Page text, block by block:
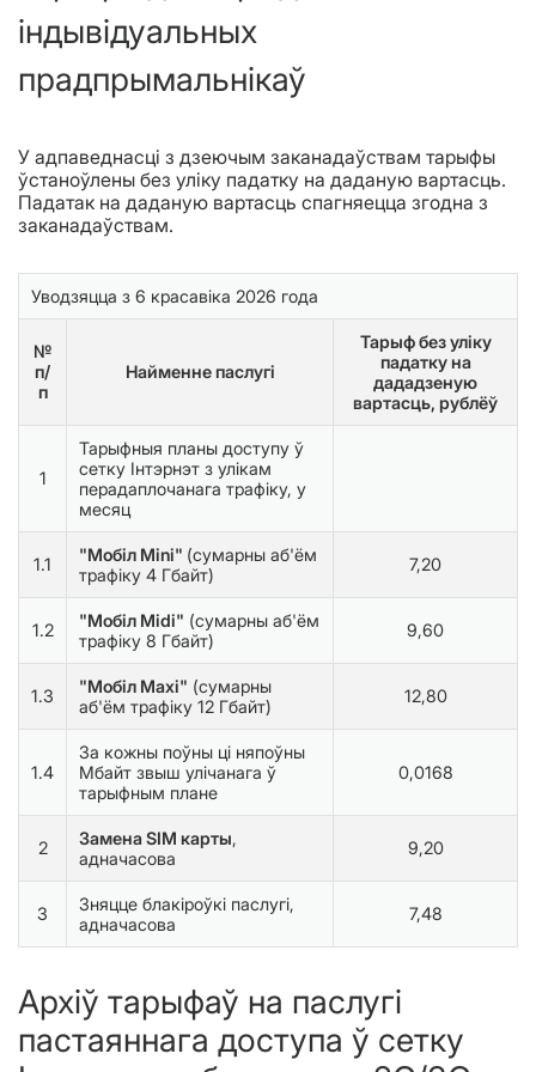
індывідуальных
прадпрымальнікаў
У адпаведнасці з дзеючым заканадаўствам тарыфы
ўстаноўлены без уліку падатку на даданую вартасць.
Падатак на даданую вартасць спагняецца згодна з
заканадаўствам.
Уводзяцца з 6 красавіка 2026 года
№
п/
п
Найменне паслугі
Тарыф без уліку
падатку на
дададзеную
вартасць, рублёў
1
Тарыфныя планы доступу ў
сетку Інтэрнэт з улікам
перадаплочанага трафіку, у
месяц
1.1 "Мобіл Mini" (сумарны аб'ём
трафіку 4 Гбайт)
7,20
1.2 "Мобіл Midi" (сумарны аб'ём
трафіку 8 Гбайт)
9,60
1.3 "Мобіл Мaxi" (сумарны
аб'ём трафіку 12 Гбайт)
12,80
1.4
За кожны поўны ці няпоўны
Мбайт звыш улічанага ў
тарыфным плане
0,0168
2 Замена SIM карты,
адначасова
9,20
3
Зняцце блакіроўкі паслугі,
адначасова
7,48
Архіў тарыфаў на паслугі
пастаяннага доступа ў сетку